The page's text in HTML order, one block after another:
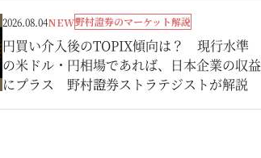
2026.08.04NEW野村證券のマーケット解説
円買い介入後のTOPIX傾向は？ 現行水準
の米ドル・円相場であれば、日本企業の収益
にプラス 野村證券ストラテジストが解説